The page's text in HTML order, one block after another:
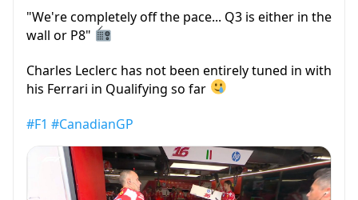
"We're completely off the pace... Q3 is either in the
wall or P8"
Charles Leclerc has not been entirely tuned in with
his Ferrari in Qualifying so far
#F1 #CanadianGP